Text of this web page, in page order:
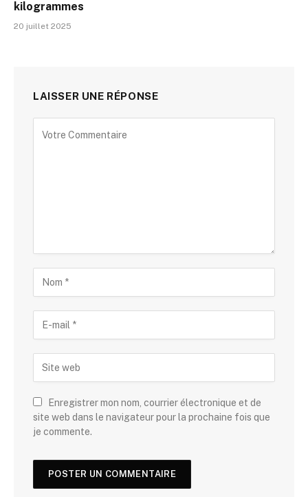
kilogrammes
20 juillet 2025
LAISSER UNE RÉPONSE
Enregistrer mon nom, courrier électronique et de
site web dans le navigateur pour la prochaine fois que
je commente.